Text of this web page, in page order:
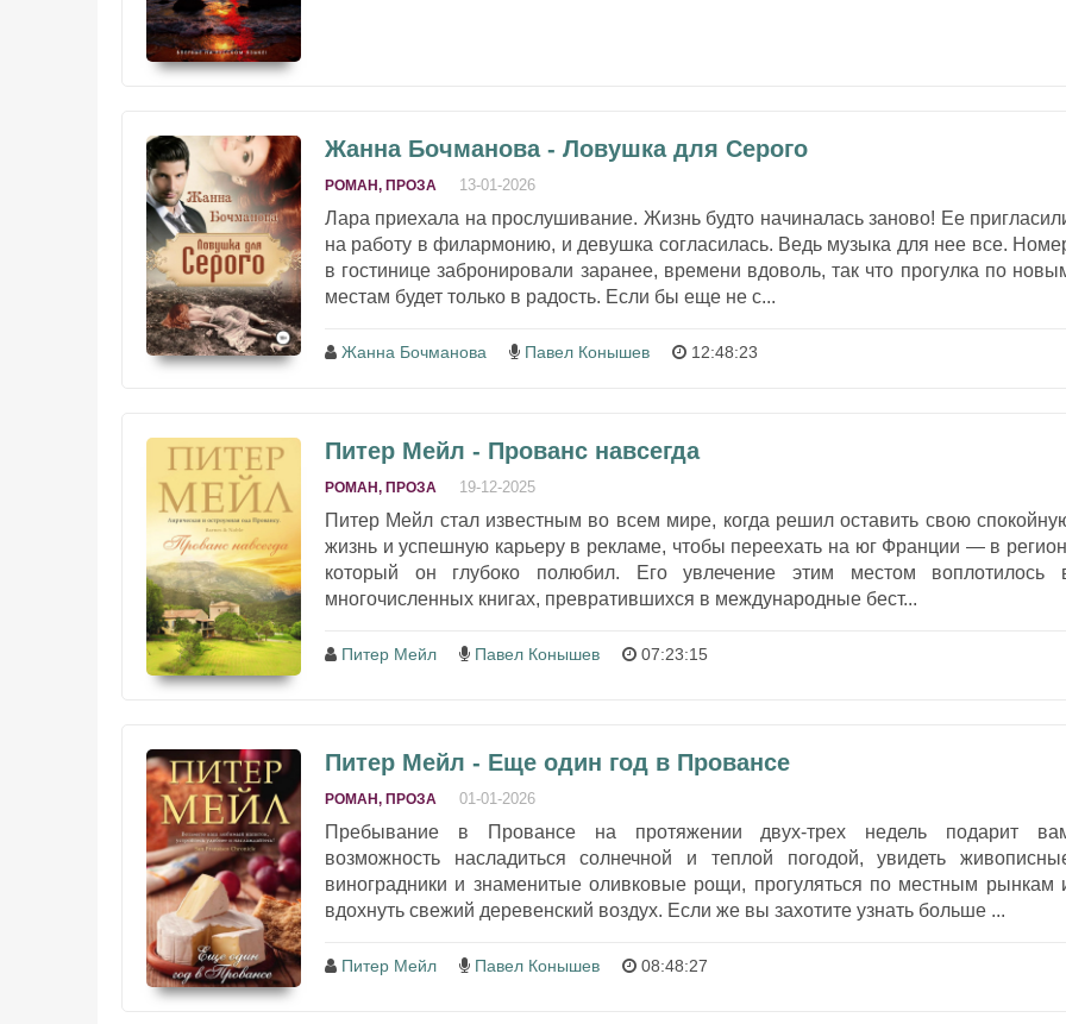
Жанна Бочманова - Ловушка для Серого
РОМАН, ПРОЗА 13-01-2026
Лара приехала на прослушивание. Жизнь будто начиналась заново! Ее
на работу в филармонию, и девушка согласилась. Ведь музыка для нее все.
в гостинице забронировали заранее, времени вдоволь, так что прогулка по
местам будет только в радость. Если бы еще не с...
Жанна Бочманова Павел Конышев 12:48:23
Питер Мейл - Прованс навсегда
РОМАН, ПРОЗА 19-12-2025
Питер Мейл стал известным во всем мире, когда решил оставить свою
жизнь и успешную карьеру в рекламе, чтобы переехать на юг Франции — в
который он глубоко полюбил. Его увлечение этим местом воплотилось
многочисленных книгах, превратившихся в международные бест...
Питер Мейл Павел Конышев 07:23:15
Питер Мейл - Еще один год в Провансе
РОМАН, ПРОЗА 01-01-2026
Пребывание в Провансе на протяжении двух-трех недель подарит
возможность насладиться солнечной и теплой погодой, увидеть
виноградники и знаменитые оливковые рощи, прогуляться по местным рынкам
вдохнуть свежий деревенский воздух. Если же вы захотите узнать больше ...
Питер Мейл Павел Конышев 08:48:27